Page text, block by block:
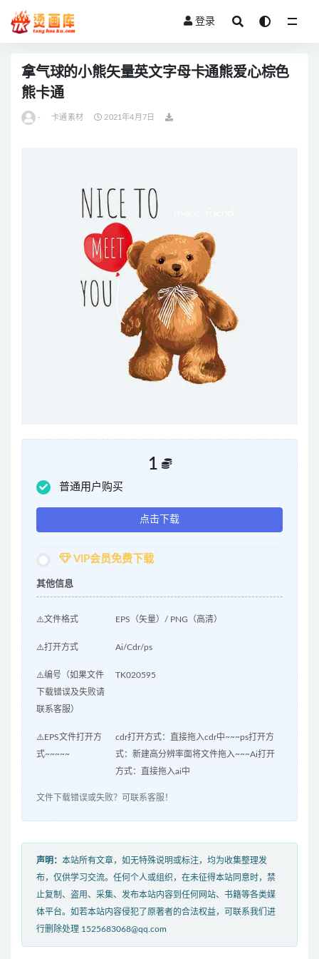
登录
拿气球的小熊矢量英文字母卡通熊爱心棕色
熊卡通
- 卡通素材 2021年4月7日
1
普通用户购买
点击下载
VIP会员免费下载
其他信息
⚠️文件格式 EPS（矢量）/ PNG（高清）
⚠️打开方式 Ai/Cdr/ps
⚠️编号（如果文件
下载错误及失败请
联系客服）
TK020595
⚠️EPS文件打开方
式~~~~~
cdr打开方式：直接拖入cdr中~~~ps打开方
式：新建高分辨率面将文件拖入~~~Ai打开
方式：直接拖入ai中
文件下载错误或失败？可联系客服！
声明： 本站所有文章，如无特殊说明或标注，均为收集整理发
布，仅供学习交流。任何个人或组织，在未征得本站同意时，禁
止复制、盗用、采集、发布本站内容到任何网站、书籍等各类媒
体平台。如若本站内容侵犯了原著者的合法权益，可联系我们进
行删除处理 1525683068@qq.com